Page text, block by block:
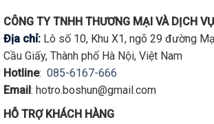
CÔNG TY TNHH THƯƠNG MẠI VÀ DỊCH
Địa chỉ: Lô số 10, Khu X1, ngõ 29 đường
Cầu Giấy, Thành phố Hà Nội, Việt Nam
Hotline: 085-6167-666
Email : hotro.boshun@gmail.com
HỖ TRỢ KHÁCH HÀNG